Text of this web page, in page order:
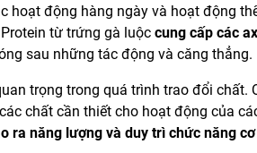
hoạt động hàng ngày và hoạt động
từ trứng gà luộc cung cấp các
sau những tác động và căng thẳng.
trọng trong quá trình trao đổi
chất cần thiết cho hoạt động của
ra năng lượng và duy trì chức năng